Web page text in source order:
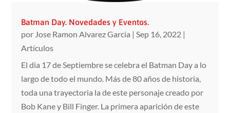
Batman Day. Novedades y Eventos.
por Jose Ramon Alvarez Garcia | Sep 16, 2022 |
Artículos
El dia 17 de Septiembre se celebra el Batman Day a lo
largo de todo el mundo. Más de 80 años de historia,
toda una trayectoria la de este personaje creado por
Bob Kane y Bill Finger. La primera aparición de este